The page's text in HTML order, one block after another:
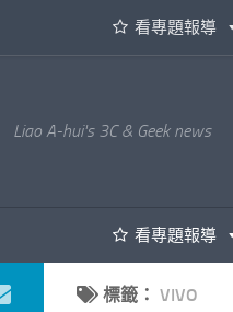
看專題報導
Liao A-hui's 3C & Geek news
看專題報導
標籤： VIVO